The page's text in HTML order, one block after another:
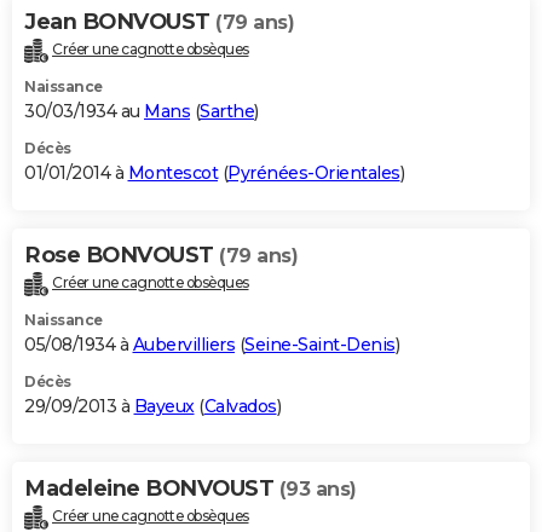
Jean BONVOUST (79 ans)
Créer une cagnotte obsèques
Naissance
30/03/1934 au Mans (Sarthe)
Décès
01/01/2014 à Montescot(Pyrénées-Orientales)
Rose BONVOUST (79 ans)
Créer une cagnotte obsèques
Naissance
05/08/1934 à Aubervilliers (Seine-Saint-Denis)
Décès
29/09/2013 à Bayeux(Calvados)
Madeleine BONVOUST (93 ans)
Créer une cagnotte obsèques